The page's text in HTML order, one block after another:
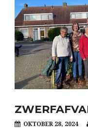
OKTOBER 28, 2024